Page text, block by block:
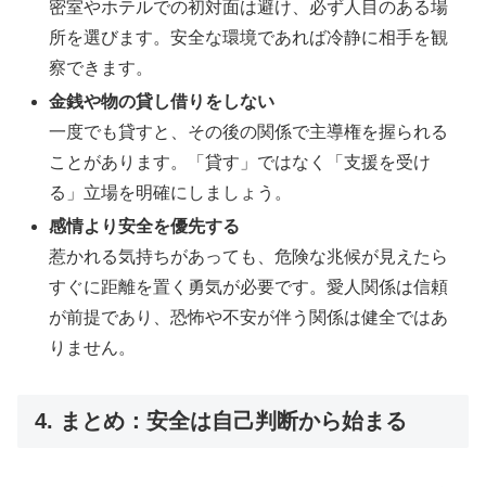
密室やホテルでの初対面は避け、必ず人目のある場
所を選びます。安全な環境であれば冷静に相手を観
察できます。
金銭や物の貸し借りをしない
一度でも貸すと、その後の関係で主導権を握られる
ことがあります。「貸す」ではなく「支援を受け
る」立場を明確にしましょう。
感情より安全を優先する
惹かれる気持ちがあっても、危険な兆候が見えたら
すぐに距離を置く勇気が必要です。愛人関係は信頼
が前提であり、恐怖や不安が伴う関係は健全ではあ
りません。
4. まとめ：安全は自己判断から始まる